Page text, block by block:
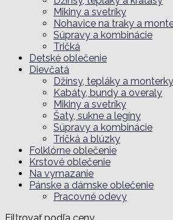
Mikiny a svetríky
Nohavice na traky a
Súpravy a kombinácie
Tričká
Detské oblečenie
Dievčatá
Džínsy, tepláky a monterky
Kabáty, bundy a overaly
Mikiny a svetríky
Šaty, sukne a legíny
Súpravy a kombinácie
Tričká a blúzky
Folklórne oblečenie
Krstové oblečenie
Na vymazanie
Pánske a dámske oblečenie
Pracovné odevy
Filtrovať podľa ceny